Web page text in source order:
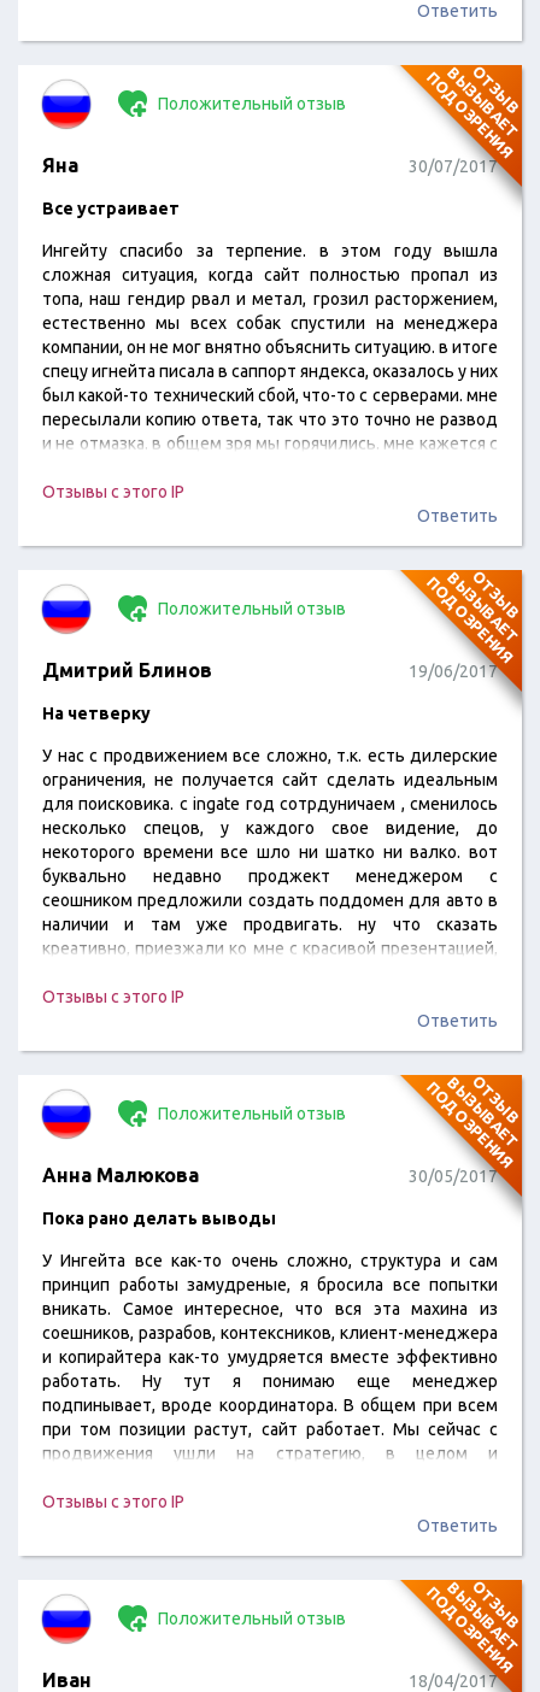
Ответить
О
Т
З
Ы
В
В
Ы
З
Ы
В
А
Е
Т
П
О
Д
О
З
Р
Е
Н
И
Я
Положительный отзыв
Яна 30/07/2017
Все устраивает
Ингейту спасибо за терпение. в этом году вышла
сложная ситуация, когда сайт полностью пропал из
топа, наш гендир рвал и метал, грозил расторжением,
естественно мы всех собак спустили на менеджера
компании, он не мог внятно объяснить ситуацию. в итоге
спецу игнейта писала в саппорт яндекса, оказалось у них
был какой-то технический сбой, что-то с серверами. мне
пересылали копию ответа, так что это точно не развод
и не отмазка. в общем зря мы горячились. мне кажется с
сейчас по сервису нас все устраивает, контектсно-
медийную рекламу вот подключили, с нее переходов
Отзывы с этого IP
Ответить
О
Т
З
Ы
В
В
Ы
З
Ы
В
А
Е
Т
П
О
Д
О
З
Р
Е
Н
И
Я
Положительный отзыв
Дмитрий Блинов 19/06/2017
На четверку
У нас с продвижением все сложно, т.к. есть дилерские
ограничения, не получается сайт сделать идеальным
для поисковика. с ingate год сотрдуничаем , сменилось
несколько спецов, у каждого свое видение, до
некоторого времени все шло ни шатко ни валко. вот
буквально недавно проджект менеджером с
сеошником предложили создать поддомен для авто в
наличии и там уже продвигать. ну что сказать
креативно, приезжали ко мне с красивой презентацией,
выйдет толк. сам подход ко мне как клиенту
устраивает, я то понимаю что я их головная боль, но тем
Отзывы с этого IP
Ответить
О
Т
З
Ы
В
В
Ы
З
Ы
В
А
Е
Т
П
О
Д
О
З
Р
Е
Н
И
Я
Положительный отзыв
Анна Малюкова 30/05/2017
Пока рано делать выводы
У Ингейта все как-то очень сложно, структура и сам
принцип работы замудреные, я бросила все попытки
вникать. Самое интересное, что вся эта махина из
соешников, разрабов, контексников, клиент-менеджера
и копирайтера как-то умудряется вместе эффективно
работать. Ну тут я понимаю еще менеджер
подпинывает, вроде координатора. В общем при всем
при том позиции растут, сайт работает. Мы сейчас с
продвижения ушли на стратегию, в целом и
захотелось реально больше лидов . Пока не могу
сказать что и как, только месяц по новому работаем. В
Отзывы с этого IP
Ответить
О
Т
З
Ы
В
В
Ы
З
Ы
В
А
Е
Т
П
О
Д
О
З
Р
Е
Н
И
Я
Положительный отзыв
Иван 18/04/2017